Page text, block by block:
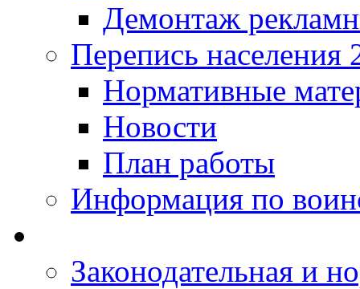
Демонтаж
Перепись населения
Нормативные
Новости
План работы
Информация по
Законодательная и